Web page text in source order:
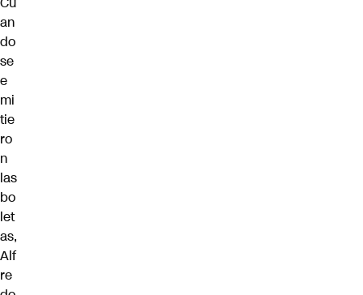
an
do
se
e
mi
tie
ro
n
las
bo
let
as,
Alf
re